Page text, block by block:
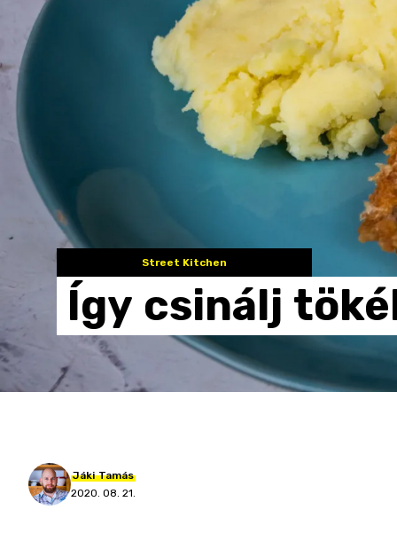
Street Kitchen
Így csinálj
Jáki Tamás
2020. 08. 21.